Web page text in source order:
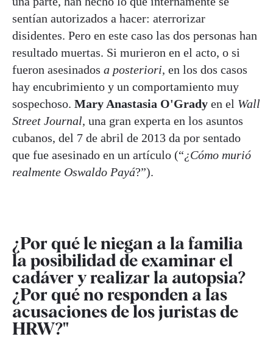
sentían autorizados a hacer: aterrorizar
disidentes. Pero en este caso las dos personas han
resultado muertas. Si murieron en el acto, o si
fueron asesinados a posteriori, en los dos casos
hay encubrimiento y un comportamiento muy
sospechoso. Mary Anastasia O'Grady en el Wall
Street Journal, una gran experta en los asuntos
cubanos, del 7 de abril de 2013 da por sentado
que fue asesinado en un artículo (“¿Cómo murió
realmente Oswaldo Payá?”).
¿Por qué le niegan a la familia
la posibilidad de examinar el
cadáver y realizar la autopsia?
¿Por qué no responden a las
acusaciones de los juristas de
HRW?"